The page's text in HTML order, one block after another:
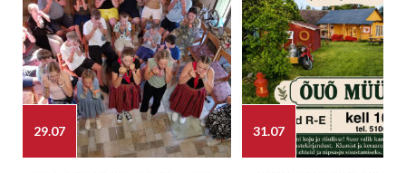
29.07 31.07